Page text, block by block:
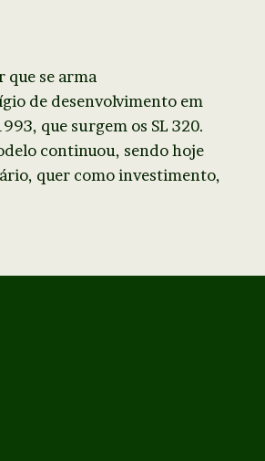
que se arma
de desenvolvimento em
que surgem os SL 320.
continuou, sendo hoje
quer como investimento,